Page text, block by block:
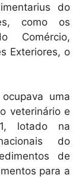
do
como os
Comércio,
Exteriores, o
uma
veterinário e
lotado na
do
de
para a